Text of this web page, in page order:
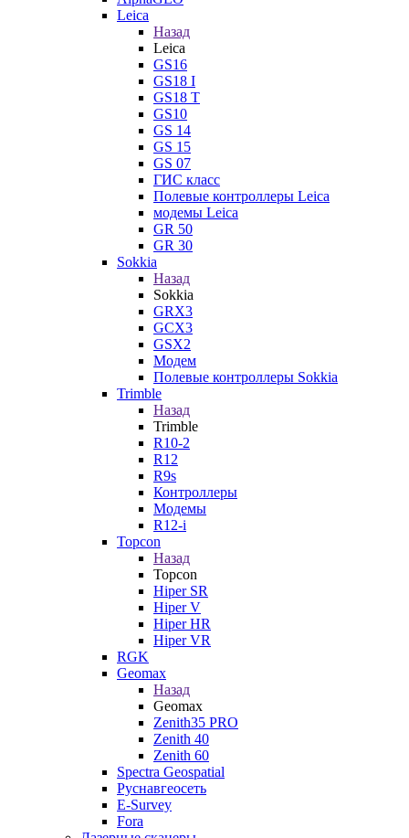
Leica
Назад
Leica
GS16
GS18 I
GS18 T
GS10
GS 14
GS 15
GS 07
ГИС класс
Полевые контроллеры Leica
модемы Leica
GR 50
GR 30
Sokkia
Назад
Sokkia
GRX3
GCX3
GSX2
Модем
Полевые контроллеры Sokkia
Trimble
Назад
Trimble
R10-2
R12
R9s
Контроллеры
Модемы
R12-i
Topcon
Назад
Topcon
Hiper SR
Hiper V
Hiper HR
Hiper VR
RGK
Geomax
Назад
Geomax
Zenith35 PRO
Zenith 40
Zenith 60
Spectra Geospatial
Руснавгеосеть
E-Survey
Fora